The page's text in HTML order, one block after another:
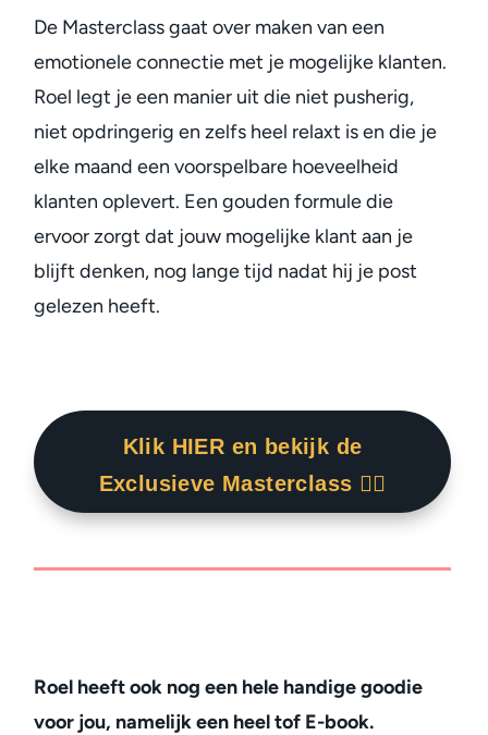
De Masterclass gaat over maken van een
emotionele connectie met je mogelijke klanten.
Roel legt je een manier uit die niet pusherig,
niet opdringerig en zelfs heel relaxt is en die je
elke maand een voorspelbare hoeveelheid
klanten oplevert. Een gouden formule die
ervoor zorgt dat jouw mogelijke klant aan je
blijft denken, nog lange tijd nadat hij je post
gelezen heeft.
Klik HIER en bekijk de
Exclusieve Masterclass 👇🏾
Roel heeft ook nog een hele handige goodie
voor jou, namelijk een heel tof E-book.